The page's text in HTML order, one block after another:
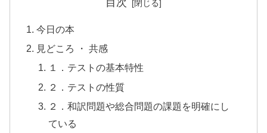
今日の本
見どころ ・ 共感
１．テストの基本特性
２．テストの性質
２．和訳問題や総合問題の課題を明確にし
ている